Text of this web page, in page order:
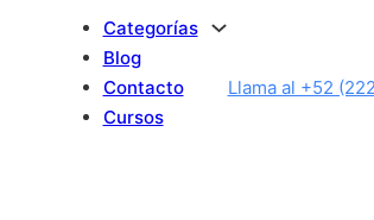
Categorías
Blog
Contacto
Cursos
Llama al +52